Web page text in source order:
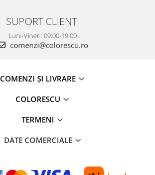
SUPORT CLIENȚI
Luni-Vineri: 09:00-19:00
comenzi@colorescu.ro
COMENZI ȘI LIVRARE
COLORESCU
TERMENI
DATE COMERCIALE